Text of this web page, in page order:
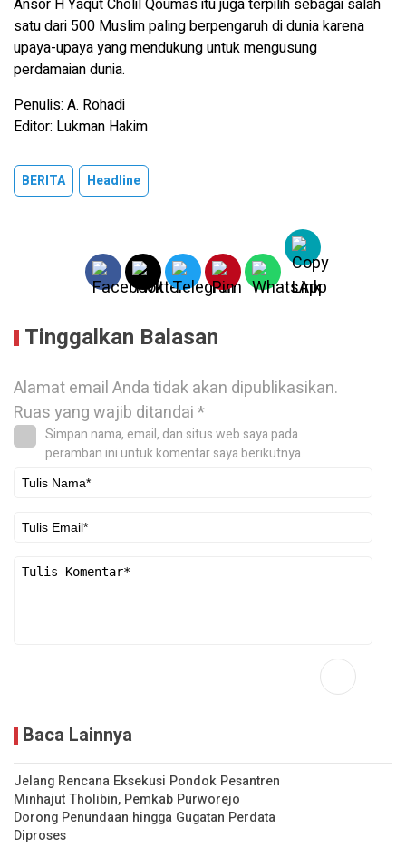
Ansor H Yaqut Cholil Qoumas itu juga terpilih sebagai salah
satu dari 500 Muslim paling berpengaruh di dunia karena
upaya-upaya yang mendukung untuk mengusung
perdamaian dunia.
Penulis: A. Rohadi
Editor: Lukman Hakim
BERITA Headline
Tinggalkan Balasan
Alamat email Anda tidak akan dipublikasikan.
Ruas yang wajib ditandai*
Simpan nama, email, dan situs web saya pada
peramban ini untuk komentar saya berikutnya.
Baca Lainnya
Jelang Rencana Eksekusi Pondok Pesantren
Minhajut Tholibin, Pemkab Purworejo
Dorong Penundaan hingga Gugatan Perdata
Diproses